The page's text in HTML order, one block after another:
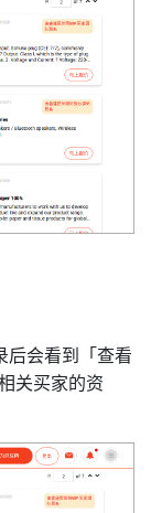
后会看到「查看
关买家的资